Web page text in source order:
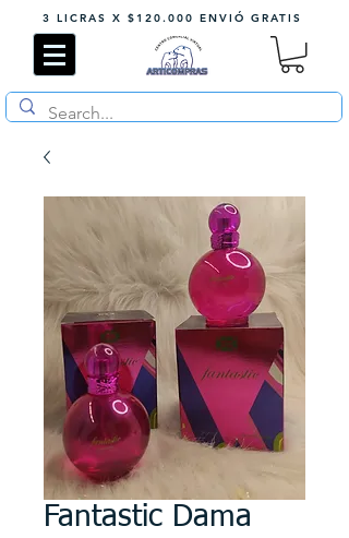
3 LICRAS X $120.000 ENVIÓ GRATIS
Fantastic Dama